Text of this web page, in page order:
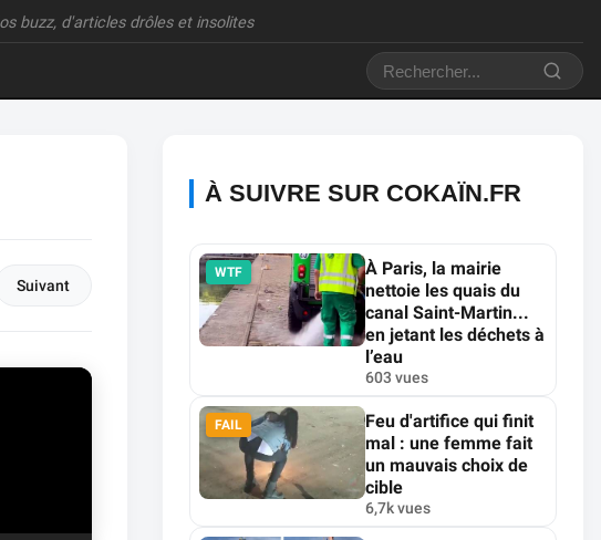
buzz, d'articles drôles et insolites
Suivant
À SUIVRE SUR COKAÏN.FR
WTF
À Paris, la mairie
nettoie les quais du
canal Saint-Martin...
en jetant les déchets à
l’eau
603 vues
FAIL
Feu d'artifice qui finit
mal : une femme fait
un mauvais choix de
cible
6,7k vues